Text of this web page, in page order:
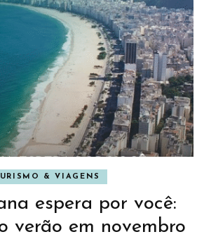
& VIAGENS
espera por você:
verão em novembro